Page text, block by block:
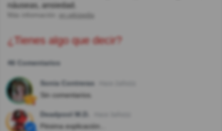
náuseas, ansiedad.
en.wikipedia
¿Tienes algo que decir?
46 Comentarios
Sonia Contreras
Sin comentarios.
Deadpool M.D.
Pésima explicación...